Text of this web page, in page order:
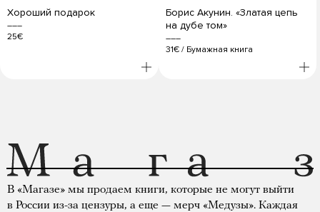
Хороший подарок
25€
Борис Акунин. «Златая цепь
на дубе том»
31€ / Бумажная книга
В «Магазе» мы продаем книги, которые не могут выйти
в России из-за цензуры, а еще — мерч «Медузы». Каждая